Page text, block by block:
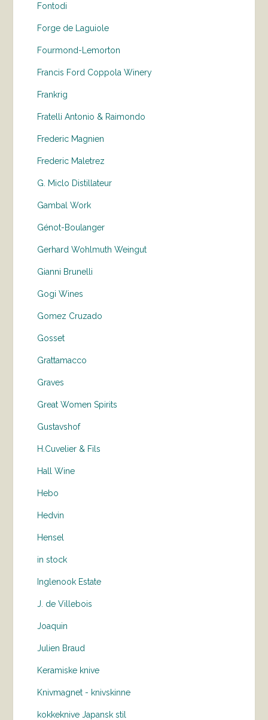
Fontodi
Forge de Laguiole
Fourmond-Lemorton
Francis Ford Coppola Winery
Frankrig
Fratelli Antonio & Raimondo
Frederic Magnien
Frederic Maletrez
G. Miclo Distillateur
Gambal Work
Génot-Boulanger
Gerhard Wohlmuth Weingut
Gianni Brunelli
Gogi Wines
Gomez Cruzado
Gosset
Grattamacco
Graves
Great Women Spirits
Gustavshof
H.Cuvelier & Fils
Hall Wine
Hebo
Hedvin
Hensel
in stock
Inglenook Estate
J. de Villebois
Joaquin
Julien Braud
Keramiske knive
Knivmagnet - knivskinne
kokkeknive Japansk stil